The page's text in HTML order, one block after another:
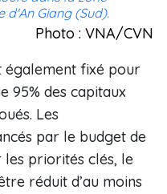
d'An Giang (Sud).
Photo : VNA/CVN
également fixé pour
95% des capitaux
Les
par le budget de
les priorités clés, le
réduit d’au moins